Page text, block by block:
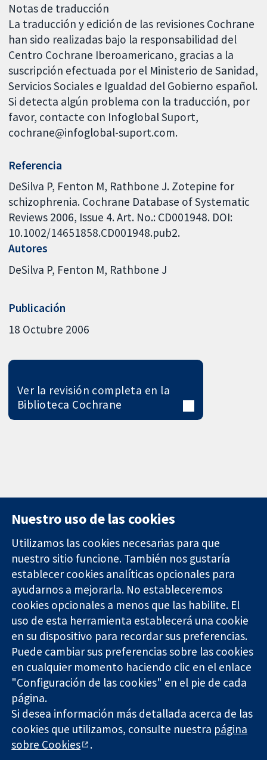
Notas de traducción
La traducción y edición de las revisiones Cochrane
han sido realizadas bajo la responsabilidad del
Centro Cochrane Iberoamericano, gracias a la
suscripción efectuada por el Ministerio de Sanidad,
Servicios Sociales e Igualdad del Gobierno español.
Si detecta algún problema con la traducción, por
favor, contacte con Infoglobal Suport,
cochrane@infoglobal-suport.com.
Referencia
DeSilva P, Fenton M, Rathbone J. Zotepine for
schizophrenia. Cochrane Database of Systematic
Reviews 2006, Issue 4. Art. No.: CD001948. DOI:
10.1002/14651858.CD001948.pub2.
Autores
DeSilva P Fenton M Rathbone J
Publicación
18 Octubre 2006
Ver la revisión completa en la
Biblioteca Cochrane
Evidencia fiable.
Decisiones
informadas.
Mejor salud.
11-13 Cavendish
Square
Londres
W1G 0AN
Reino Unido
Contacto
Noticias
Prensa
Sobre
nosotros
Empleo
Cochrane
Library
The Cochrane Collaboration is a charity (no. 1045921) and a
company limited by guarantee (no. 03044323) registered in
England & Wales. VAT registration number GB 718 2127 49.
Copyright © 2026 The Cochrane Collaboration
Nuestro uso de las cookies
Utilizamos las cookies necesarias para que
nuestro sitio funcione. También nos gustaría
establecer cookies analíticas opcionales para
ayudarnos a mejorarla. No estableceremos
cookies opcionales a menos que las habilite. El
uso de esta herramienta establecerá una cookie
en su dispositivo para recordar sus preferencias.
Puede cambiar sus preferencias sobre las cookies
en cualquier momento haciendo clic en el enlace
"Configuración de las cookies" en el pie de cada
página.
Si desea información más detallada acerca de las
cookies que utilizamos, consulte nuestra página
sobre Cookies
.